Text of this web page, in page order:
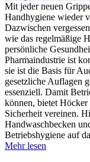
Mit jeder neuen
Handhygiene wieder
Dazwischen
wie das regelmäßige
persönliche
Pharmaindustrie ist
sie ist die Basis für
gesetzliche Auflagen
essenziell. Damit
können, bietet Höcker
Sicherheit vereinen.
Handwaschbecken
Betriebshygiene auf
Mehr lesen